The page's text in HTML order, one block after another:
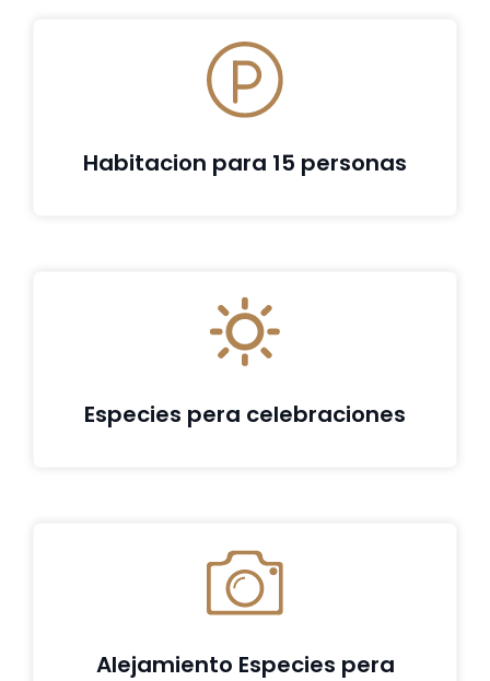
Habitacion para 15 personas
Especies pera celebraciones
Alejamiento Especies pera